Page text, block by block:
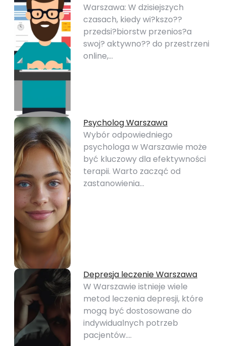
Warszawa: W dzisiejszych
czasach, kiedy wi?kszo??
przedsi?biorstw przenios?a
swoj? aktywno?? do przestrzeni
online,…
Psycholog Warszawa
Wybór odpowiedniego
psychologa w Warszawie może
być kluczowy dla efektywności
terapii. Warto zacząć od
zastanowienia…
Depresja leczenie Warszawa
W Warszawie istnieje wiele
metod leczenia depresji, które
mogą być dostosowane do
indywidualnych potrzeb
pacjentów.…